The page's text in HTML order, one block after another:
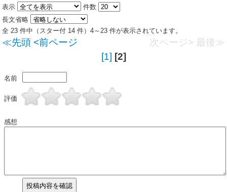
表示
件数
長文省略
全 23 件中（スター付 14 件）4～23 件が表示されています。
≪先頭 <前ページ 次ページ> 最後≫
[1] [2]
名前
評価
感想